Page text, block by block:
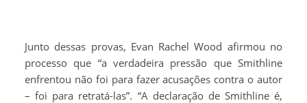
Junto dessas provas, Evan Rachel Wood afirmou no
processo que “a verdadeira pressão que Smithline
enfrentou não foi para fazer acusações contra o autor
– foi para retratá-las”. “A declaração de Smithline é,